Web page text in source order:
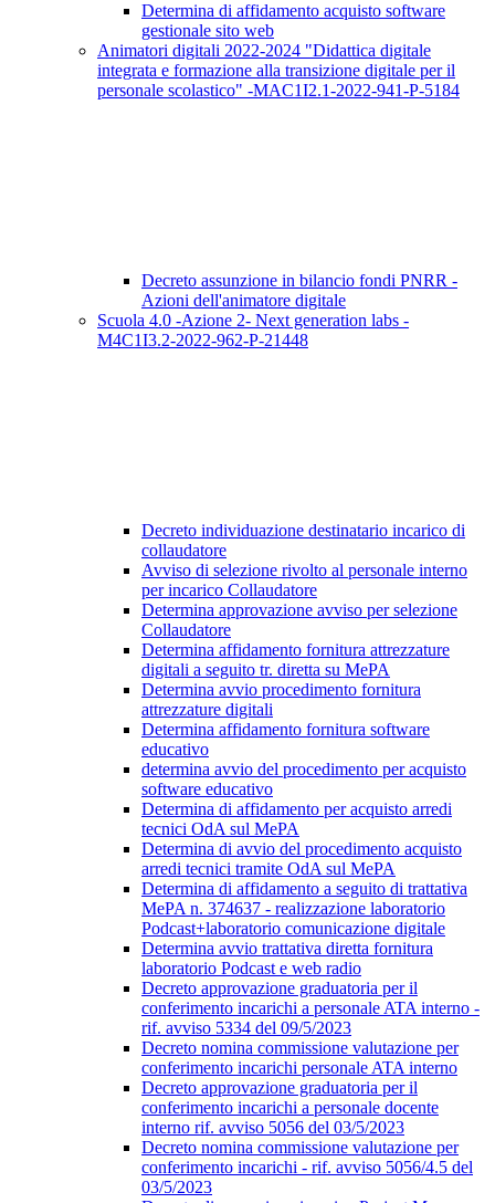
Determina di affidamento acquisto software
gestionale sito web
Animatori digitali 2022-2024 "Didattica digitale
integrata e formazione alla transizione digitale per il
personale scolastico" -MAC1I2.1-2022-941-P-5184
Decreto assunzione in bilancio fondi PNRR -
Azioni dell'animatore digitale
Scuola 4.0 -Azione 2- Next generation labs -
M4C1I3.2-2022-962-P-21448
Decreto individuazione destinatario incarico di
collaudatore
Avviso di selezione rivolto al personale interno
per incarico Collaudatore
Determina approvazione avviso per selezione
Collaudatore
Determina affidamento fornitura attrezzature
digitali a seguito tr. diretta su MePA
Determina avvio procedimento fornitura
attrezzature digitali
Determina affidamento fornitura software
educativo
determina avvio del procedimento per acquisto
software educativo
Determina di affidamento per acquisto arredi
tecnici OdA sul MePA
Determina di avvio del procedimento acquisto
arredi tecnici tramite OdA sul MePA
Determina di affidamento a seguito di trattativa
MePA n. 374637 - realizzazione laboratorio
Podcast+laboratorio comunicazione digitale
Determina avvio trattativa diretta fornitura
laboratorio Podcast e web radio
Decreto approvazione graduatoria per il
conferimento incarichi a personale ATA interno -
rif. avviso 5334 del 09/5/2023
Decreto nomina commissione valutazione per
conferimento incarichi personale ATA interno
Decreto approvazione graduatoria per il
conferimento incarichi a personale docente
interno rif. avviso 5056 del 03/5/2023
Decreto nomina commissione valutazione per
conferimento incarichi - rif. avviso 5056/4.5 del
03/5/2023